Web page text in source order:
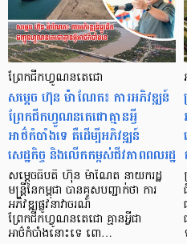
ព្រែកជីកហ្វូណនតេជោ
សម្តេច ហ៊ុន ម៉ាណែត៖ ការអភិវឌ្ឍន៍
ព្រែកជីកហ្វូណនតេជោគ្មានអ្វី
អាថ៌កំបាំងទេ គឺដើម្បីអភិវឌ្ឍន៍
សេដ្ឋកិច្ច និងលើកកម្ពស់ជីវភាពពលរដ្ឋ
សម្តេចធិបតី ហ៊ុន ម៉ាណែត នាយករដ្ឋ
មន្ត្រីនៃកម្ពុជា បានគូសបញ្ជាក់ថា ការ
អភិវឌ្ឍផ្លូវនាវាចរណ៍
ព្រែកជីកហ្វូណនតេជោ គ្មានអ្វីជា
អាថ៌កំបាំងនោះទេ ពោ…